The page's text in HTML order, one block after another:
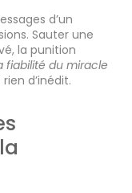
d’un
Sauter une
la punition
fiabilité du miracle
d’inédit.